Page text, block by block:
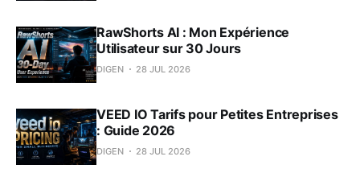
RawShorts AI : Mon Expérience
Utilisateur sur 30 Jours
DIGEN 28 JUL 2026
VEED IO Tarifs pour Petites Entreprises
: Guide 2026
DIGEN 28 JUL 2026